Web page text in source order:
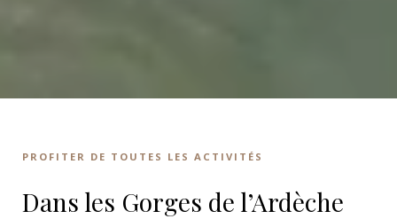
PROFITER DE TOUTES LES ACTIVITÉS
Dans les Gorges de l’Ardèche